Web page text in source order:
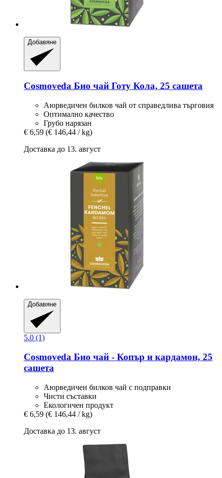
Добавяне
Cosmoveda Био чай Готу Кола, 25 сашета
Аюрведичен билков чай от справедлива търговия
Оптимално качество
Грубо нарязан
€ 6,59 (€ 146,44 / kg)
Доставка до 13. август
Добавяне
5.0 (1)
Cosmoveda Био чай -​ Копър и кардамон, 25
сашета
Аюрведичен билков чай с подправки
Чисти съставки
Екологичен продукт
€ 6,59 (€ 146,44 / kg)
Доставка до 13. август